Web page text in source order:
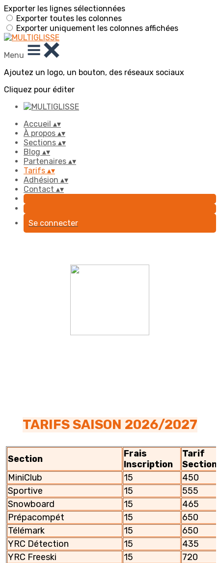
Exporter les lignes sélectionnées
Exporter toutes les colonnes
Exporter uniquement les colonnes affichées
Menu
Ajoutez un logo, un bouton, des réseaux sociaux
Cliquez pour éditer
Accueil ▴▾
À propos ▴▾
Sections ▴▾
Blog ▴▾
Partenaires ▴▾
Tarifs ▴▾
Adhésion ▴▾
Contact ▴▾
Se connecter
TARIFS SAISON 2026/2027
Section
Frais
Inscription
Tarif
Section
MiniClub
15
450
Sportive
15
555
Snowboard
15
465
Prépacompét
15
650
Télémark
15
650
YRC Détection
15
435
YRC Freeski
15
720